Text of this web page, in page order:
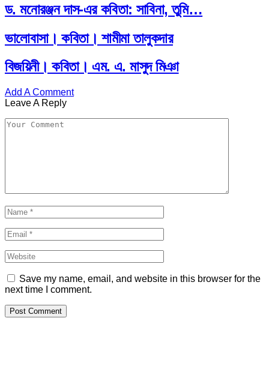
ড. মনোরঞ্জন দাস-এর কবিতা: সাবিনা, তুমি…
ভালোবাসা। কবিতা। শামীমা তালুকদার
বিজয়িনী। কবিতা। এম. এ. মাসুদ মিঞা
Add A Comment
Leave A Reply
Save my name, email, and website in this browser for the
next time I comment.